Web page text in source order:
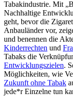
Tabakindustrie. Mit
Nachhaltige
geht, bevor die
Anbauländer vor,
und benennen die
Kinderrechten und
Tabaks die
Entwicklungszielen.
Möglichkeiten, wie
Zukunft ohne Tabak
jede*r Einzelne tun